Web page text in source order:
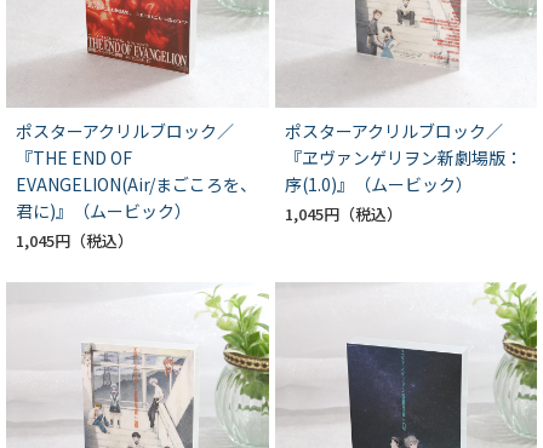
ポスターアクリルブロック／
『THE END OF
EVANGELION(Air/まごころを、
君に)』（ムービック）
1,045円
ポスターアクリルブロック／
『ヱヴァンゲリヲン新劇場版：
序(1.0)』（ムービック）
1,045円